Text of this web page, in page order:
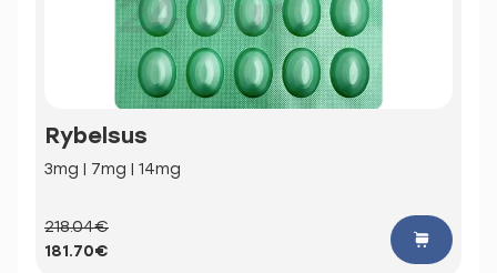
Rybelsus
3mg | 7mg | 14mg
218.04€
181.70€